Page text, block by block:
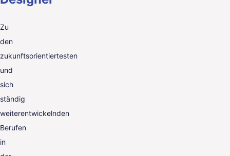
Zu
den
zukunftsorientiertesten
und
sich
ständig
weiterentwickelnden
Berufen
in